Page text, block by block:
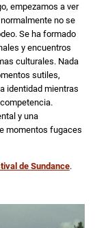
empezamos a ver
no se
Se ha formado
y encuentros
culturales. Nada
sutiles,
identidad mientras
y una
momentos fugaces
de Sundance.